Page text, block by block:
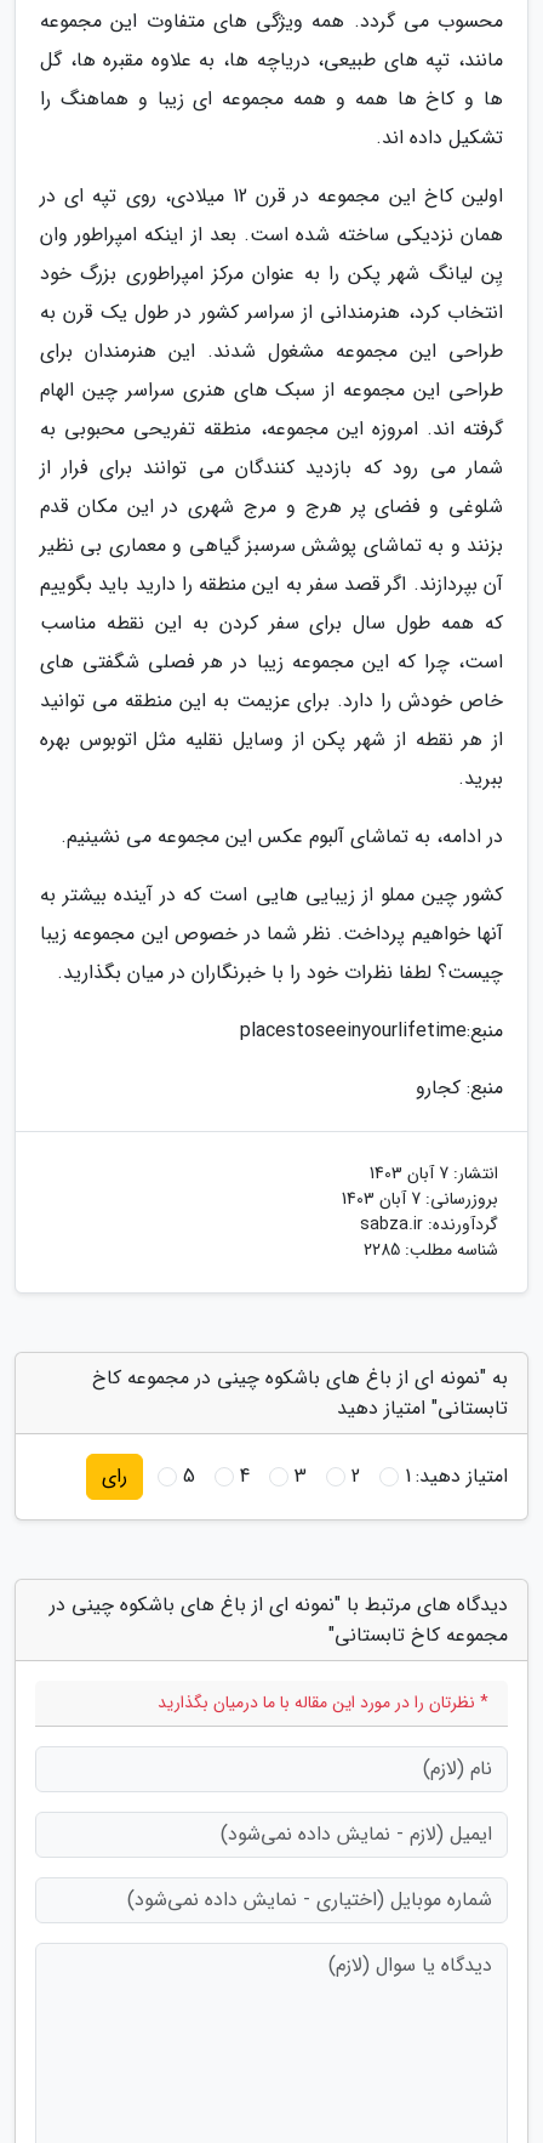
محسوب می گردد. همه ویژگی های متفاوت این مجموعه
مانند، تپه های طبیعی، دریاچه ها، به علاوه مقبره ها، گل
ها و کاخ ها همه و همه مجموعه ای زیبا و هماهنگ را
تشکیل داده اند.
اولین کاخ این مجموعه در قرن 12 میلادی، روی تپه ای در
همان نزدیکی ساخته شده است. بعد از اینکه امپراطور وان
یِن لیانگ شهر پکن را به عنوان مرکز امپراطوری بزرگ خود
انتخاب کرد، هنرمندانی از سراسر کشور در طول یک قرن به
طراحی این مجموعه مشغول شدند. این هنرمندان برای
طراحی این مجموعه از سبک های هنری سراسر چین الهام
گرفته اند. امروزه این مجموعه، منطقه تفریحی محبوبی به
شمار می رود که بازدید کنندگان می توانند برای فرار از
شلوغی و فضای پر هرج و مرج شهری در این مکان قدم
بزنند و به تماشای پوشش سرسبز گیاهی و معماری بی نظیر
آن بپردازند. اگر قصد سفر به این منطقه را دارید باید بگوییم
که همه طول سال برای سفر کردن به این نقطه مناسب
است، چرا که این مجموعه زیبا در هر فصلی شگفتی های
خاص خودش را دارد. برای عزیمت به این منطقه می توانید
از هر نقطه از شهر پکن از وسایل نقلیه مثل اتوبوس بهره
ببرید.
در ادامه، به تماشای آلبوم عکس این مجموعه می نشینیم.
کشور چین مملو از زیبایی هایی است که در آینده بیشتر به
آنها خواهیم پرداخت. نظر شما در خصوص این مجموعه زیبا
چیست؟ لطفا نظرات خود را با خبرنگاران در میان بگذارید.
منبع:placestoseeinyourlifetime
منبع: کجارو
انتشار: 7 آبان 1403
بروزرسانی: 7 آبان 1403
گردآورنده: sabza.ir
شناسه مطلب: 2285
به "نمونه ای از باغ های باشکوه چینی در مجموعه کاخ
تابستانی" امتیاز دهید
امتیاز دهید:1
2
3
4
5 رای
دیدگاه های مرتبط با "نمونه ای از باغ های باشکوه چینی در
مجموعه کاخ تابستانی"
* نظرتان را در مورد این مقاله با ما درمیان بگذارید